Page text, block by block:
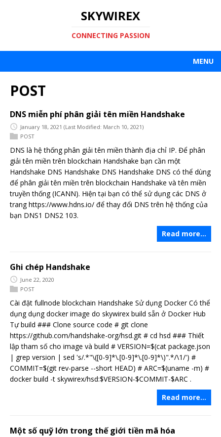
SKYWIREX
CONNECTING PASSION
MENU
POST
DNS miễn phí phân giải tên miền Handshake
January 18, 2021 (Last Modified: March 10, 2021)
POST
DNS là hệ thống phân giải tên miền thành địa chỉ IP. Để phân
giải tên miền trên blockchain Handshake bạn cần một
Handshake DNS Handshake DNS Handshake DNS có thể dùng
để phân giải tên miền trên blockchain Handshake và tên miền
truyền thống (ICANN). Hiện tại bạn có thể sử dụng các DNS ở
trang https://www.hdns.io/ để thay đổi DNS trên hệ thống của
bạn DNS1 DNS2 103.
Read more…
Ghi chép Handshake
June 22, 2020
POST
Cài đặt fullnode blockchain Handshake Sử dụng Docker Có thể
dụng dụng docker image do skywirex build sẵn ở Docker Hub
Tự build ### Clone source code # git clone
https://github.com/handshake-org/hsd.git # cd hsd ### Thiết
lập tham số cho image và build # VERSION=$(cat package.json
| grep version | sed 's/.*"\([0-9]*\.[0-9]*\.[0-9]*\)".*/\1/') #
COMMIT=$(git rev-parse --short HEAD) # ARC=$(uname -m) #
docker build -t skywirex/hsd:$VERSION-$COMMIT-$ARC .
Read more…
Một số quỹ lớn trong thế giới tiền mã hóa